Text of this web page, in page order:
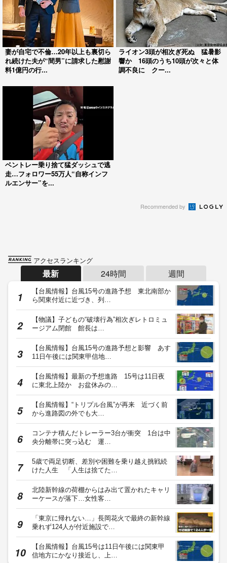
妻が自宅で不倫…20年以上も裏切ら
れ続けた夫が“間男”に請求した慰謝
料1億円の行...
ライオン3頭が相次ぎ死ぬ 猛暑影
響か 16頭のうち10頭が次々と体
調不良に クー...
ベントレー乗り捨て猛ダッシュで逃
走…フォロワー55万人“自称インフ
ルエンサー”を...
Recommended by
アクセスランキング
最新 24時間 週間
【台風情報】台風15号の進路予想 東北南部か
ら関東付近に近づき、列…
【物議】子どもの“破壊行為”相次ぎレトロミュ
ージアム閉館 館長は…
【台風情報】台風15号の進路予想と影響 あす
11日午後には関東甲信地…
【台風情報】最新の予想進路 15号は11日夜
に東北上陸か お盆休みの…
【台風情報】“トリプル台風”が再来 近づく前
から進路図の外でも大…
コンテナ積んだトレーラー3台が衝突 1台は中
央分離帯に突っ込む 運…
5歳で両足切断、差別や困難を乗り越え挑戦続
けた人生 「人生は捨てた…
北陸新幹線の荷棚からはみ出て置かれたキャリ
ーケースが落下…女性客…
「東京に帰れない…」長岡花火で最終の新幹線
乗れず124人が付近施設で…
【台風情報】台風15号は11日午後には関東甲
信地方にかなり接近し、上…